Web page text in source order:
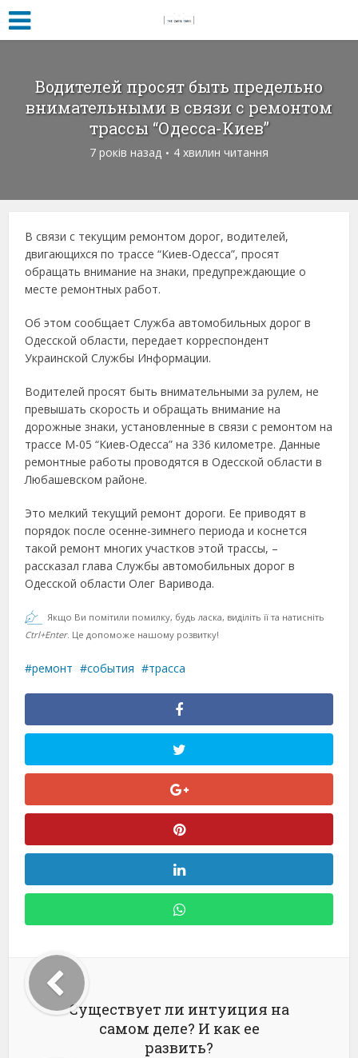
Водителей просят быть предельно
внимательными в связи с ремонтом
трассы “Одесса-Киев”
7 років назад 4 хвилин читання
В связи с текущим ремонтом дорог, водителей,
двигающихся по трассе “Киев-Одесса”, просят
обращать внимание на знаки, предупреждающие о
месте ремонтных работ.
Об этом сообщает Служба автомобильных дорог в
Одесской области, передает корреспондент
Украинской Службы Информации.
Водителей просят быть внимательными за рулем, не
превышать скорость и обращать внимание на
дорожные знаки, установленные в связи с ремонтом на
трассе М-05 “Киев-Одесса” на 336 километре. Данные
ремонтные работы проводятся в Одесской области в
Любашевском районе.
Это мелкий текущий ремонт дороги. Ее приводят в
порядок после осенне-зимнего периода и коснется
такой ремонт многих участков этой трассы, –
рассказал глава Службы автомобильных дорог в
Одесской области Олег Варивода.
Якщо Ви помітили помилку, будь ласка, виділіть її та натисніть
Ctrl+Enter. Це допоможе нашому розвитку!
ремонт события трасса
Существует ли интуиция на
самом деле? И как ее
развить?